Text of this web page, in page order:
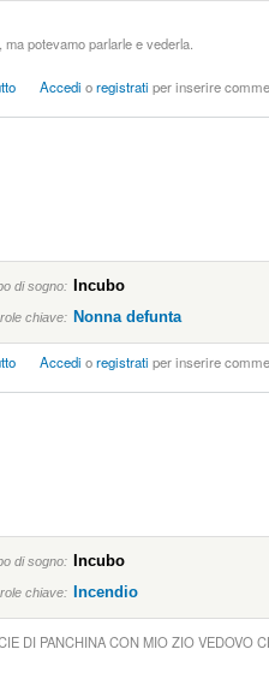
a
npotevamo parlarle e vederla.
M
e
v
s
t
Accedi oregistrati per inserire
di sogno: Incubo
chiave: Nonna defunta
C
n
a
a
t
e
Accedi oregistrati per inserire
di sogno: Incubo
chiave: Incendio
DI PANCHINA CON MIO ZIO VEDOVO